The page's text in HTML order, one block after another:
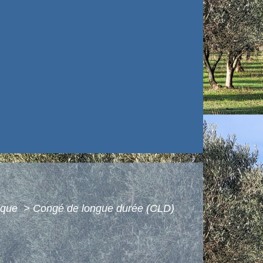
> Congé de longue durée (CLD)